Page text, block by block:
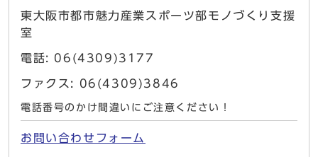
東大阪市都市魅力産業スポーツ部モノづくり支援
室
電話: 06(4309)3177
ファクス: 06(4309)3846
電話番号のかけ間違いにご注意ください！
お問い合わせフォーム